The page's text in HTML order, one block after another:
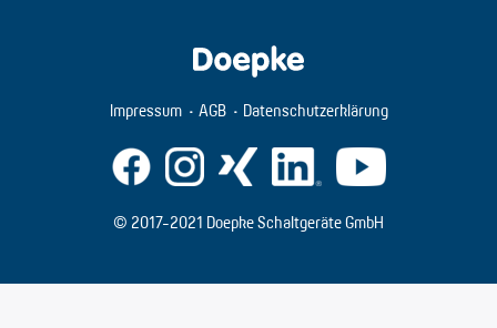
Impressum AGB Datenschutzerklärung
© 2017-2021 Doepke Schaltgeräte GmbH